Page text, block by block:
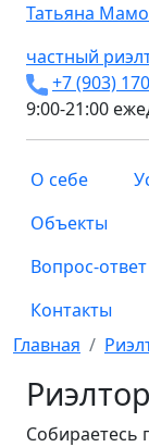
Татьяна
частный
+7 (903)
9:00-21:00
О себе
Объекты
Вопрос-ответ
Контакты
Главная
Собираетесь